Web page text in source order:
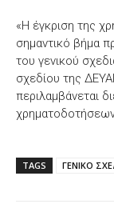
«Η έγκριση της
σημαντικό βήμα
του γενικού
σχεδίου της
περιλαμβάνεται
TAGS ΓΕΝΙΚΟ